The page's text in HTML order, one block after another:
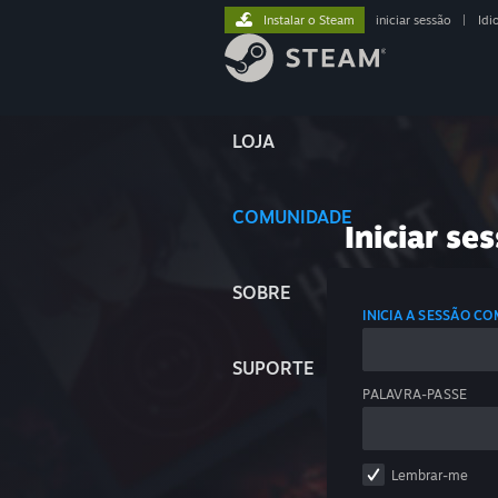
LOJA
COMUNIDADE
SOBRE
SUPORTE
Instalar o Steam iniciar sessão
Iniciar
INICIA A SESSÃO
PALAVRA-PASSE
Lembrar-me